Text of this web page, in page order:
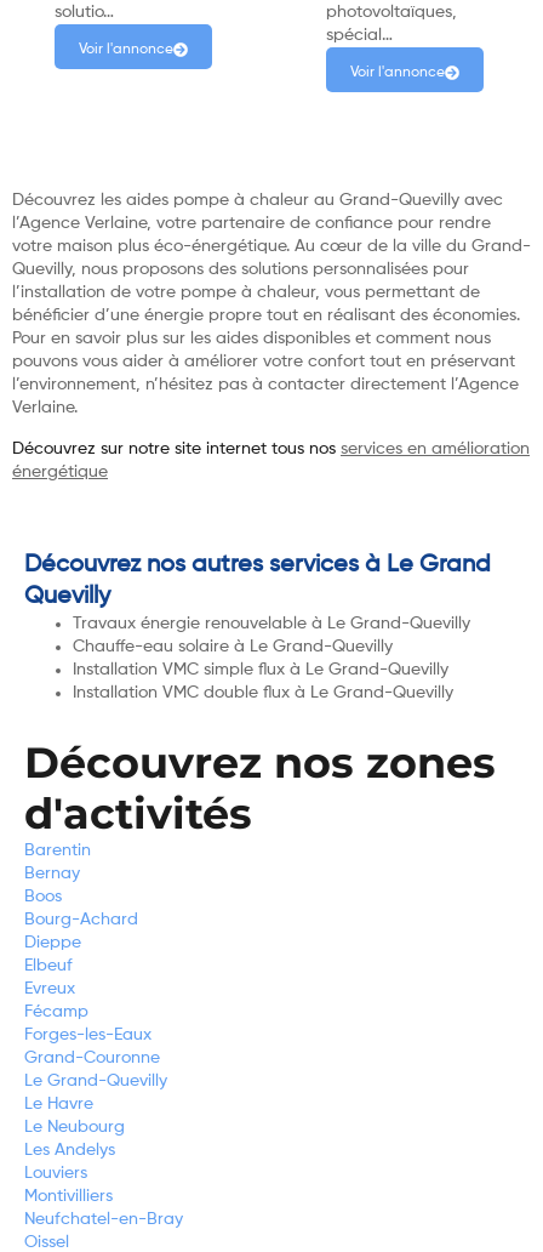
solutio…
Voir l'annonce
photovoltaïques,
spécial…
Voir l'annonce
Découvrez les aides pompe à chaleur au Grand-Quevilly avec
l’Agence Verlaine, votre partenaire de confiance pour rendre
votre maison plus éco-énergétique. Au cœur de la ville du Grand-
Quevilly, nous proposons des solutions personnalisées pour
l’installation de votre pompe à chaleur, vous permettant de
bénéficier d’une énergie propre tout en réalisant des économies.
Pour en savoir plus sur les aides disponibles et comment nous
pouvons vous aider à améliorer votre confort tout en préservant
l’environnement, n’hésitez pas à contacter directement l’Agence
Verlaine.
Découvrez sur notre site internet tous nos services en amélioration
énergétique
Découvrez nos autres services à Le Grand
Quevilly
Travaux énergie renouvelable à Le Grand-Quevilly
Chauffe-eau solaire à Le Grand-Quevilly
Installation VMC simple flux à Le Grand-Quevilly
Installation VMC double flux à Le Grand-Quevilly
Découvrez nos zones
d'activités
Barentin
Bernay
Boos
Bourg-Achard
Dieppe
Elbeuf
Evreux
Fécamp
Forges-les-Eaux
Grand-Couronne
Le Grand-Quevilly
Le Havre
Le Neubourg
Les Andelys
Louviers
Montivilliers
Neufchatel-en-Bray
Oissel